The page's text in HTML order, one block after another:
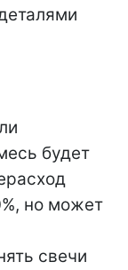
будет
но может
свечи